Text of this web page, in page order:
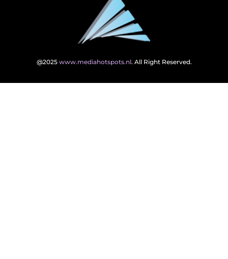
@2025 www.mediahotspots.nl. All Right Reserved.